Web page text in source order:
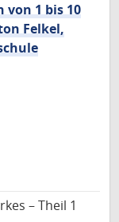
von 1 bis 10
Felkel,
– Theil 1